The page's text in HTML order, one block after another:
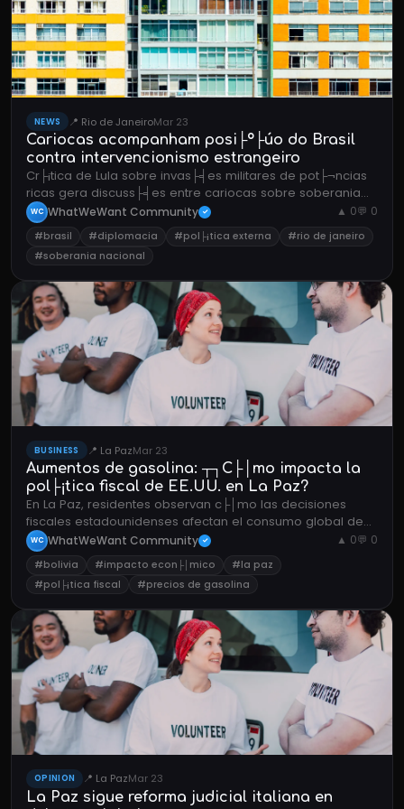
NEWS 📍 Rio de JaneiroMar 23
Cariocas acompanham posi├º├úo do Brasil
contra intervencionismo estrangeiro
Cr├¡tica de Lula sobre invas├╡es militares de pot├¬ncias
ricas gera discuss├╡es entre cariocas sobre soberania
nacional.
WC WhatWeWant Community ✓ ▲ 0💬 0
#brasil #diplomacia #pol├¡tica externa
#rio de janeiro
#soberania nacional
BUSINESS 📍 La PazMar 23
Aumentos de gasolina: ┬┐C├│mo impacta la
pol├¡tica fiscal de EE.UU. en La Paz?
En La Paz, residentes observan c├│mo las decisiones
fiscales estadounidenses afectan el consumo global de
combustible y los precios locales.
WC WhatWeWant Community ✓ ▲ 0💬 0
#bolivia #impacto econ├│mico
#la paz
#pol├¡tica fiscal
#precios de gasolina
OPINION 📍 La PazMar 23
La Paz sigue reforma judicial italiana en